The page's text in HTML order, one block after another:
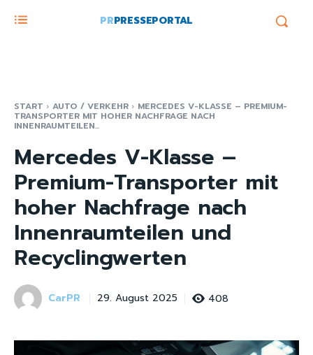
PRPRESSEPORTAL
START AUTO / VERKEHR MERCEDES V-KLASSE – PREMIUM-
TRANSPORTER MIT HOHER NACHFRAGE NACH
INNENRAUMTEILEN...
Mercedes V-Klasse –
Premium-Transporter mit
hoher Nachfrage nach
Innenraumteilen und
Recyclingwerten
CarPR 29. August 2025 408